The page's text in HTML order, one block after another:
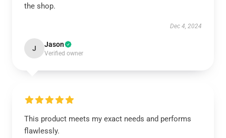
the shop.
Dec 4, 2024
J Jason
Verified owner
This product meets my exact needs and performs
flawlessly.